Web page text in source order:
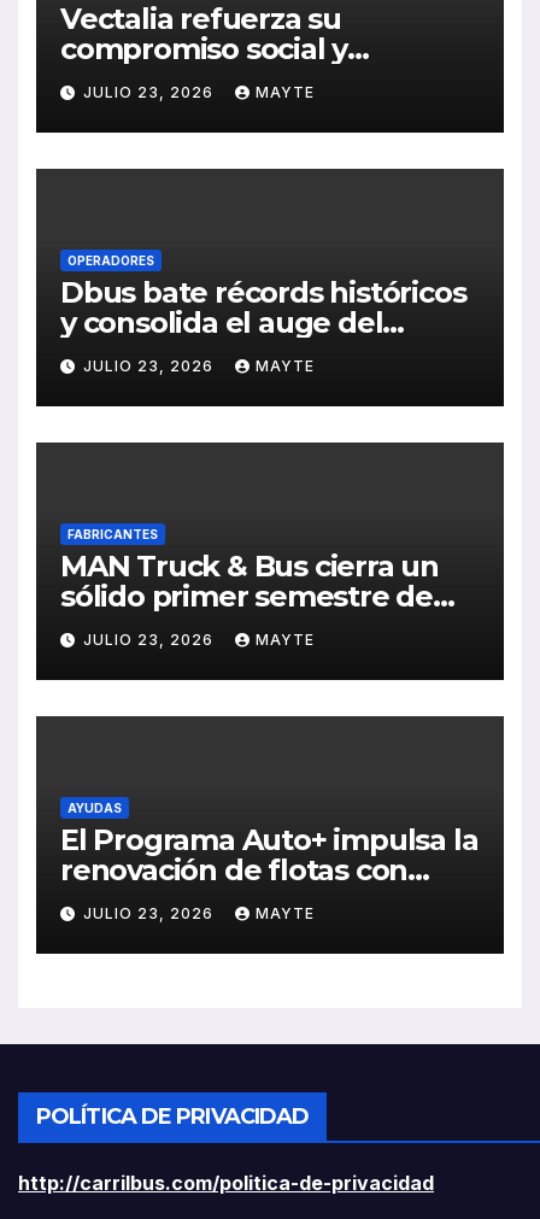
Vectalia refuerza su
compromiso social y
medioambiental con la
publicación de su Memoria
de RSC 2025
JULIO 23, 2026 MAYTE
OPERADORES
Dbus bate récords históricos
y consolida el auge del
transporte público en San
Sebastián
JULIO 23, 2026 MAYTE
FABRICANTES
MAN Truck & Bus cierra un
sólido primer semestre de
2026 con crecimiento en
ventas, pedidos y
rentabilidad
JULIO 23, 2026 MAYTE
AYUDAS
El Programa Auto+ impulsa la
renovación de flotas con
ayudas a vehículos eléctricos
ligeros
JULIO 23, 2026 MAYTE
POLÍTICA DE PRIVACIDAD
http://carrilbus.com/politica-de-privacidad